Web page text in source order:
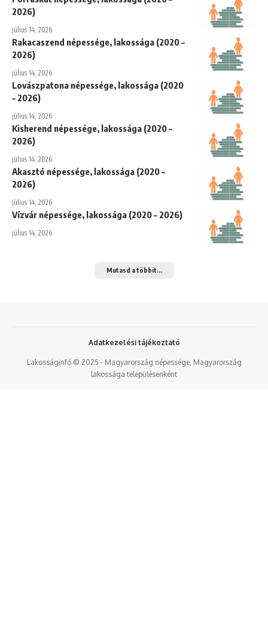
2026)
július 14, 2026
Rakacaszend népessége, lakossága (2020 –
2026)
július 14, 2026
Lovászpatona népessége, lakossága (2020
– 2026)
július 14, 2026
Kisherend népessége, lakossága (2020 –
2026)
július 14, 2026
Akasztó népessége, lakossága (2020 –
2026)
július 14, 2026
Vízvár népessége, lakossága (2020 – 2026)
július 14, 2026
Mutasd a többit...
Lakosságinfó © 2025 - Magyarország népessége, Magyarország
lakossága településenként
Adatkezelési tájékoztató